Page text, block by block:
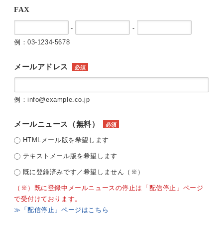
FAX
-
-
例：03-1234-5678
メールアドレス 必須
例：info@example.co.jp
メールニュース（無料） 必須
HTMLメール版を希望します
テキストメール版を希望します
既に登録済みです／希望しません（※）
（※）既に登録中メールニュースの停止は「配信停止」ページ
で受付けております。
≫「配信停止」ページはこちら